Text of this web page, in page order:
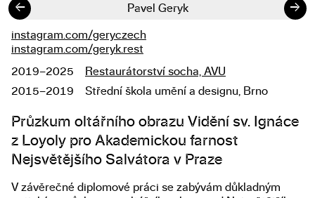
Pavel Geryk
← →
Odkazy
instagram.com/geryczech
instagram.com/geryk.rest
Studium
2019–2025
Restaurátorství socha, AVU
2015–2019
Střední škola umění a designu, Brno
Popis diplomové práce
Průzkum oltářního obrazu Vidění sv. Ignáce
z Loyoly pro Akademickou farnost
Nejsvětějšího Salvátora v Praze
V závěrečné diplomové práci se zabývám důkladným